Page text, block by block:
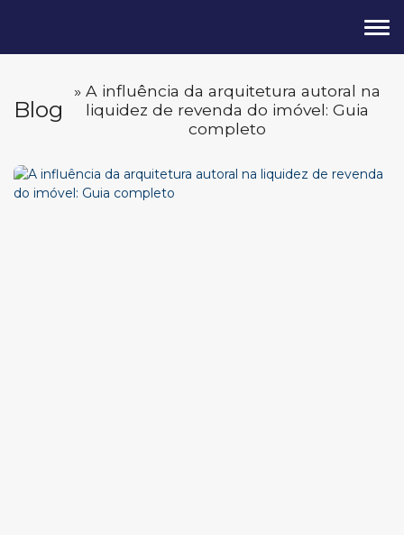
Blog
» A influência da arquitetura autoral na
liquidez de revenda do imóvel: Guia
completo